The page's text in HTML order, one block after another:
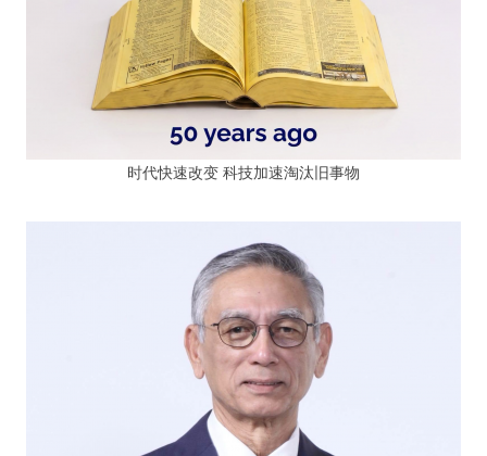
时代快速改变 科技加速淘汰旧事物